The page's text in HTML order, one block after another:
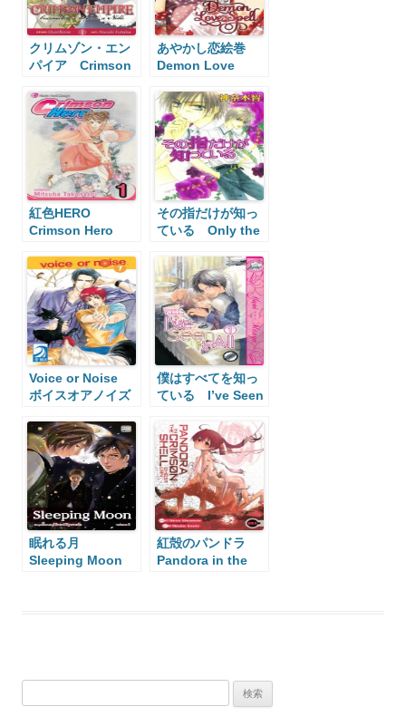
クリムゾン・エン
パイア Crimson
あやかし恋絵巻
Demon Love
紅色HERO
Crimson Hero
その指だけが知っ
ている Only the
Knows
Voice or Noise
ボイスオアノイズ
僕はすべてを知っ
ている I’ve Seen
眠れる月
Sleeping Moon
紅殻のパンドラ
Pandora in the